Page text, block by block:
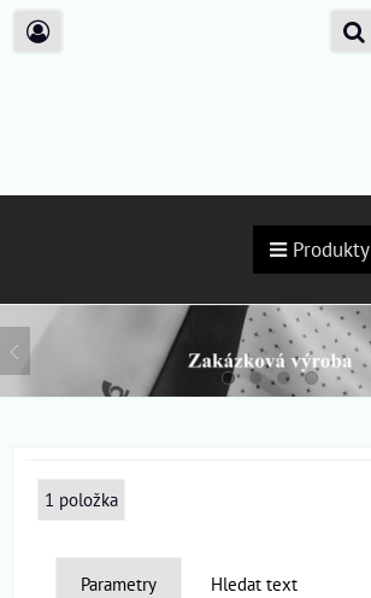
Produkty
1 položka
Parametry Hledat text